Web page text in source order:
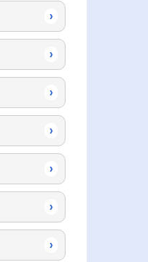
›
›
›
›
›
›
›